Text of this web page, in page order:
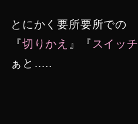
とにかく要所要所での
『切りかえ 』『スイッチ
ぁと…..